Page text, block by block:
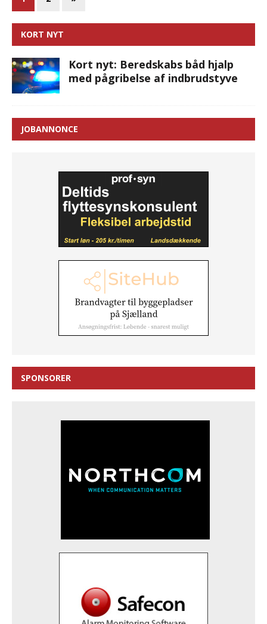
KORT NYT
Kort nyt: Beredskabs båd hjalp
med pågribelse af indbrudstyve
JOBANNONCE
SPONSORER